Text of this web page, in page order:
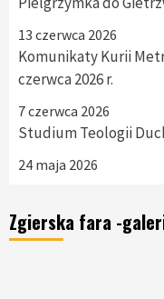
13 czerwca 2026
Komunikaty Kurii
czerwca 2026 r.
7 czerwca 2026
Studium Teologii
24 maja 2026
Zgierska fara -